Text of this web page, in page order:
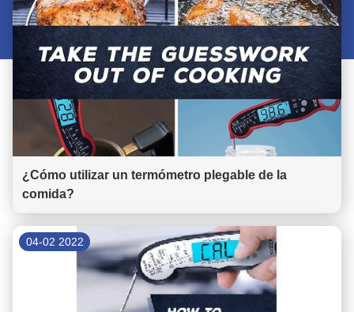
¿Cómo utilizar un termómetro plegable de la
comida?
04-02 2022